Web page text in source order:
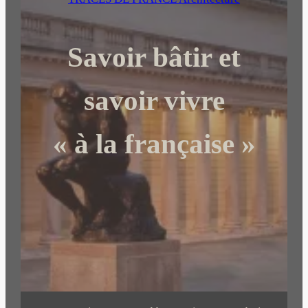
r
c
h
r
Savoir bâtir et
savoir vivre
« à la française »